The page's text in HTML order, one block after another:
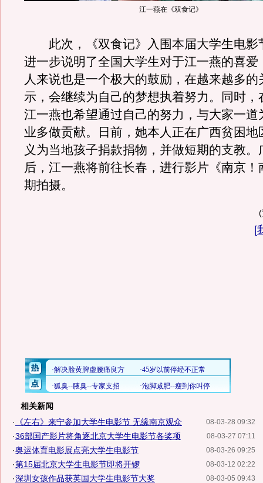
江一燕在《双食记》
此次，《双食记》入围本届大学生电影
进一步说明了全国大学生对于江一燕的喜爱
人来说也是一个极大的鼓励，在越来越多的
示，会继续为自己的梦想执着努力。同时，
江一燕也希望通过自己的努力，与大家一道
业多做贡献。日前，她本人正在广西贫困地
义为当地孩子捐款捐物，并做短期的支教。
后，江一燕将前往长春，进行影片《南京！
期拍摄。
[
相关新闻
08-03-28 09:32
· 《左右》来宁参加大学生电影节 无缘南京观众
08-03-27 07:11
·36部国产影片将角逐北京大学生电影节各奖项
08-03-26 09:25
·奥运体育电影展点亮大学生电影节
08-03-12 02:22
·第15届北京大学生电影节即将开锣
08-03-05 09:43
·深圳女孩作品获英国大学生电影节大奖